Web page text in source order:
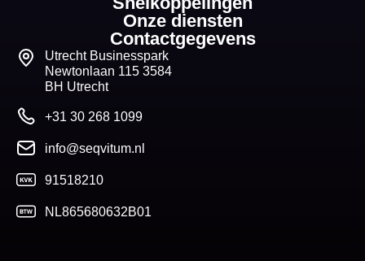
Onze diensten
Contactgegevens
Utrecht Businesspark
Newtonlaan 115 3584
BH Utrecht
+31 30 268 1099
info@seqvitum.nl
91518210
NL865680632B01